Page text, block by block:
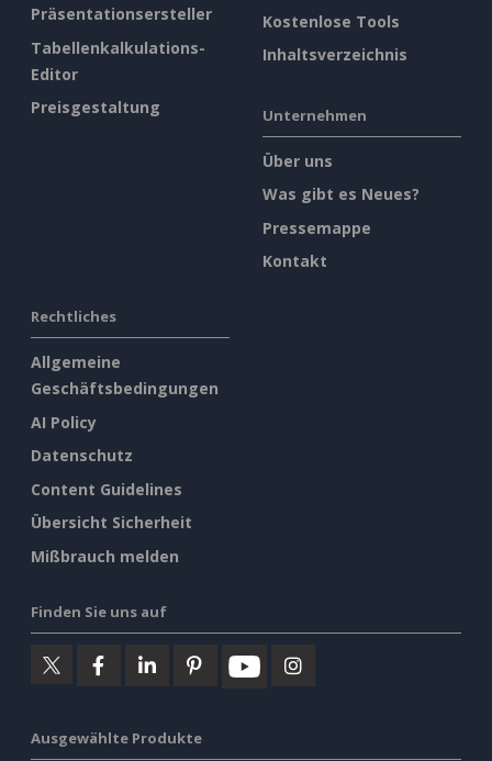
Präsentationsersteller
Tabellenkalkulations-
Editor
Preisgestaltung
Kostenlose Tools
Inhaltsverzeichnis
Unternehmen
Über uns
Was gibt es Neues?
Pressemappe
Kontakt
Rechtliches
Allgemeine
Geschäftsbedingungen
AI Policy
Datenschutz
Content Guidelines
Übersicht Sicherheit
Mißbrauch melden
Finden Sie uns auf
Ausgewählte Produkte